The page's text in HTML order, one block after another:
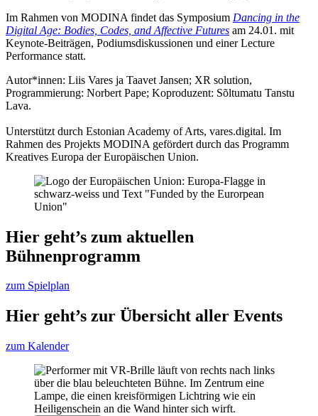
Im Rahmen von MODINA findet das Symposium Dancing in the
Digital Age: Bodies, Codes, and Affective Futures am 24.01. mit
Keynote-Beiträgen, Podiumsdiskussionen und einer Lecture
Performance statt.
Autor*innen: Liis Vares ja Taavet Jansen; XR solution,
Programmierung: Norbert Pape; Koproduzent: Sõltumatu Tanstu
Lava.
Unterstützt durch Estonian Academy of Arts, vares.digital. Im
Rahmen des Projekts MODINA gefördert durch das Programm
Kreatives Europa der Europäischen Union.
Hier geht’s zum aktuellen
Bühnenprogramm
zum Spielplan
Hier geht’s zur Übersicht aller Events
zum Kalender